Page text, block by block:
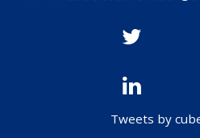
Tweets by